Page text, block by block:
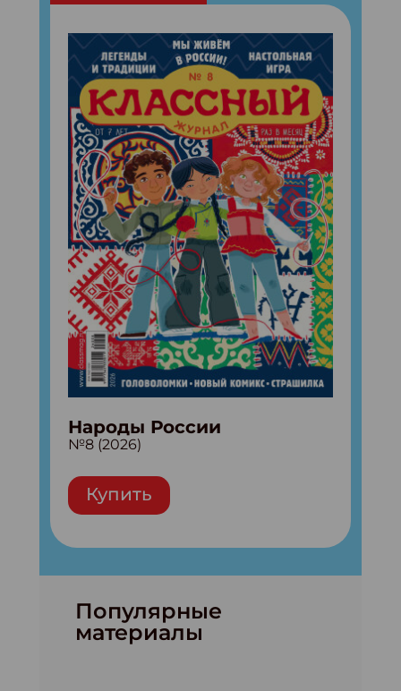
Народы России
№8 (2026)
Купить
Популярные
материалы